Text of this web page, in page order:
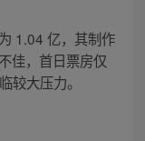
1.04 亿，其制作
佳，首日票房仅
较大压力。